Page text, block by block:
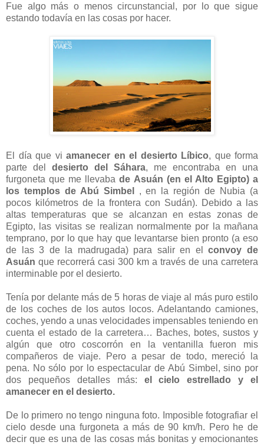
Fue algo más o menos circunstancial, por lo que sigue
estando todavía en las cosas por hacer.
El día que vi amanecer en el desierto Líbico, que forma
parte del desierto del Sáhara, me encontraba en una
furgoneta que me llevabade Asuán (en el Alto Egipto) a
los templos de Abú Simbel
, en la región de Nubia (a
pocos kilómetros de la frontera con Sudán). Debido a las
altas temperaturas que se alcanzan en estas zonas de
Egipto, las visitas se realizan normalmente por la mañana
temprano, por lo que hay que levantarse bien pronto (a eso
de las 3 de la madrugada) para salir en elconvoy de
Asuán que recorrerá casi 300 km a través de una carretera
interminable por el desierto.
Tenía por delante más de 5 horas de viaje al más puro estilo
de los coches de los autos locos. Adelantando camiones,
coches, yendo a unas velocidades impensables teniendo en
cuenta el estado de la carretera… Baches, botes, sustos y
algún que otro coscorrón en la ventanilla fueron mis
compañeros de viaje. Pero a pesar de todo, mereció la
pena. No sólo por lo espectacular de Abú Simbel, sino por
dos pequeños detalles más: el cielo estrellado y el
amanecer en el desierto.
De lo primero no tengo ninguna foto. Imposible fotografiar el
cielo desde una furgoneta a más de 90 km/h. Pero he de
decir que es una de las cosas más bonitas y emocionantes